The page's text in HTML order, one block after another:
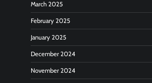
March 2025
February 2025
January 2025
December 2024
November 2024